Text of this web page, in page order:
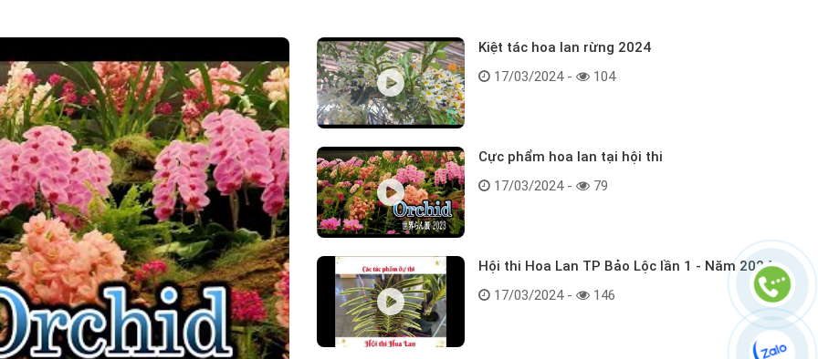
Kiệt tác hoa lan rừng 2024
17/03/2024 -
104
Cực phẩm hoa lan tại hội thi
17/03/2024 -
79
Hội thi Hoa Lan TP Bảo Lộc lần 1 - Năm 2024
17/03/2024 -
146